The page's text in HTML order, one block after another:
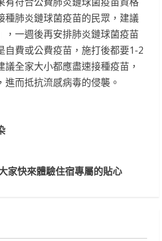
種肺炎鏈球菌疫苗的民眾，建議
，一週後再安排肺炎鏈球菌疫苗
自費或公費疫苗，施打後都要1-2
全家大小都應盡速接種疫苗，
而抵抗流感病毒的侵襲。
家快來體驗住宿專屬的貼心